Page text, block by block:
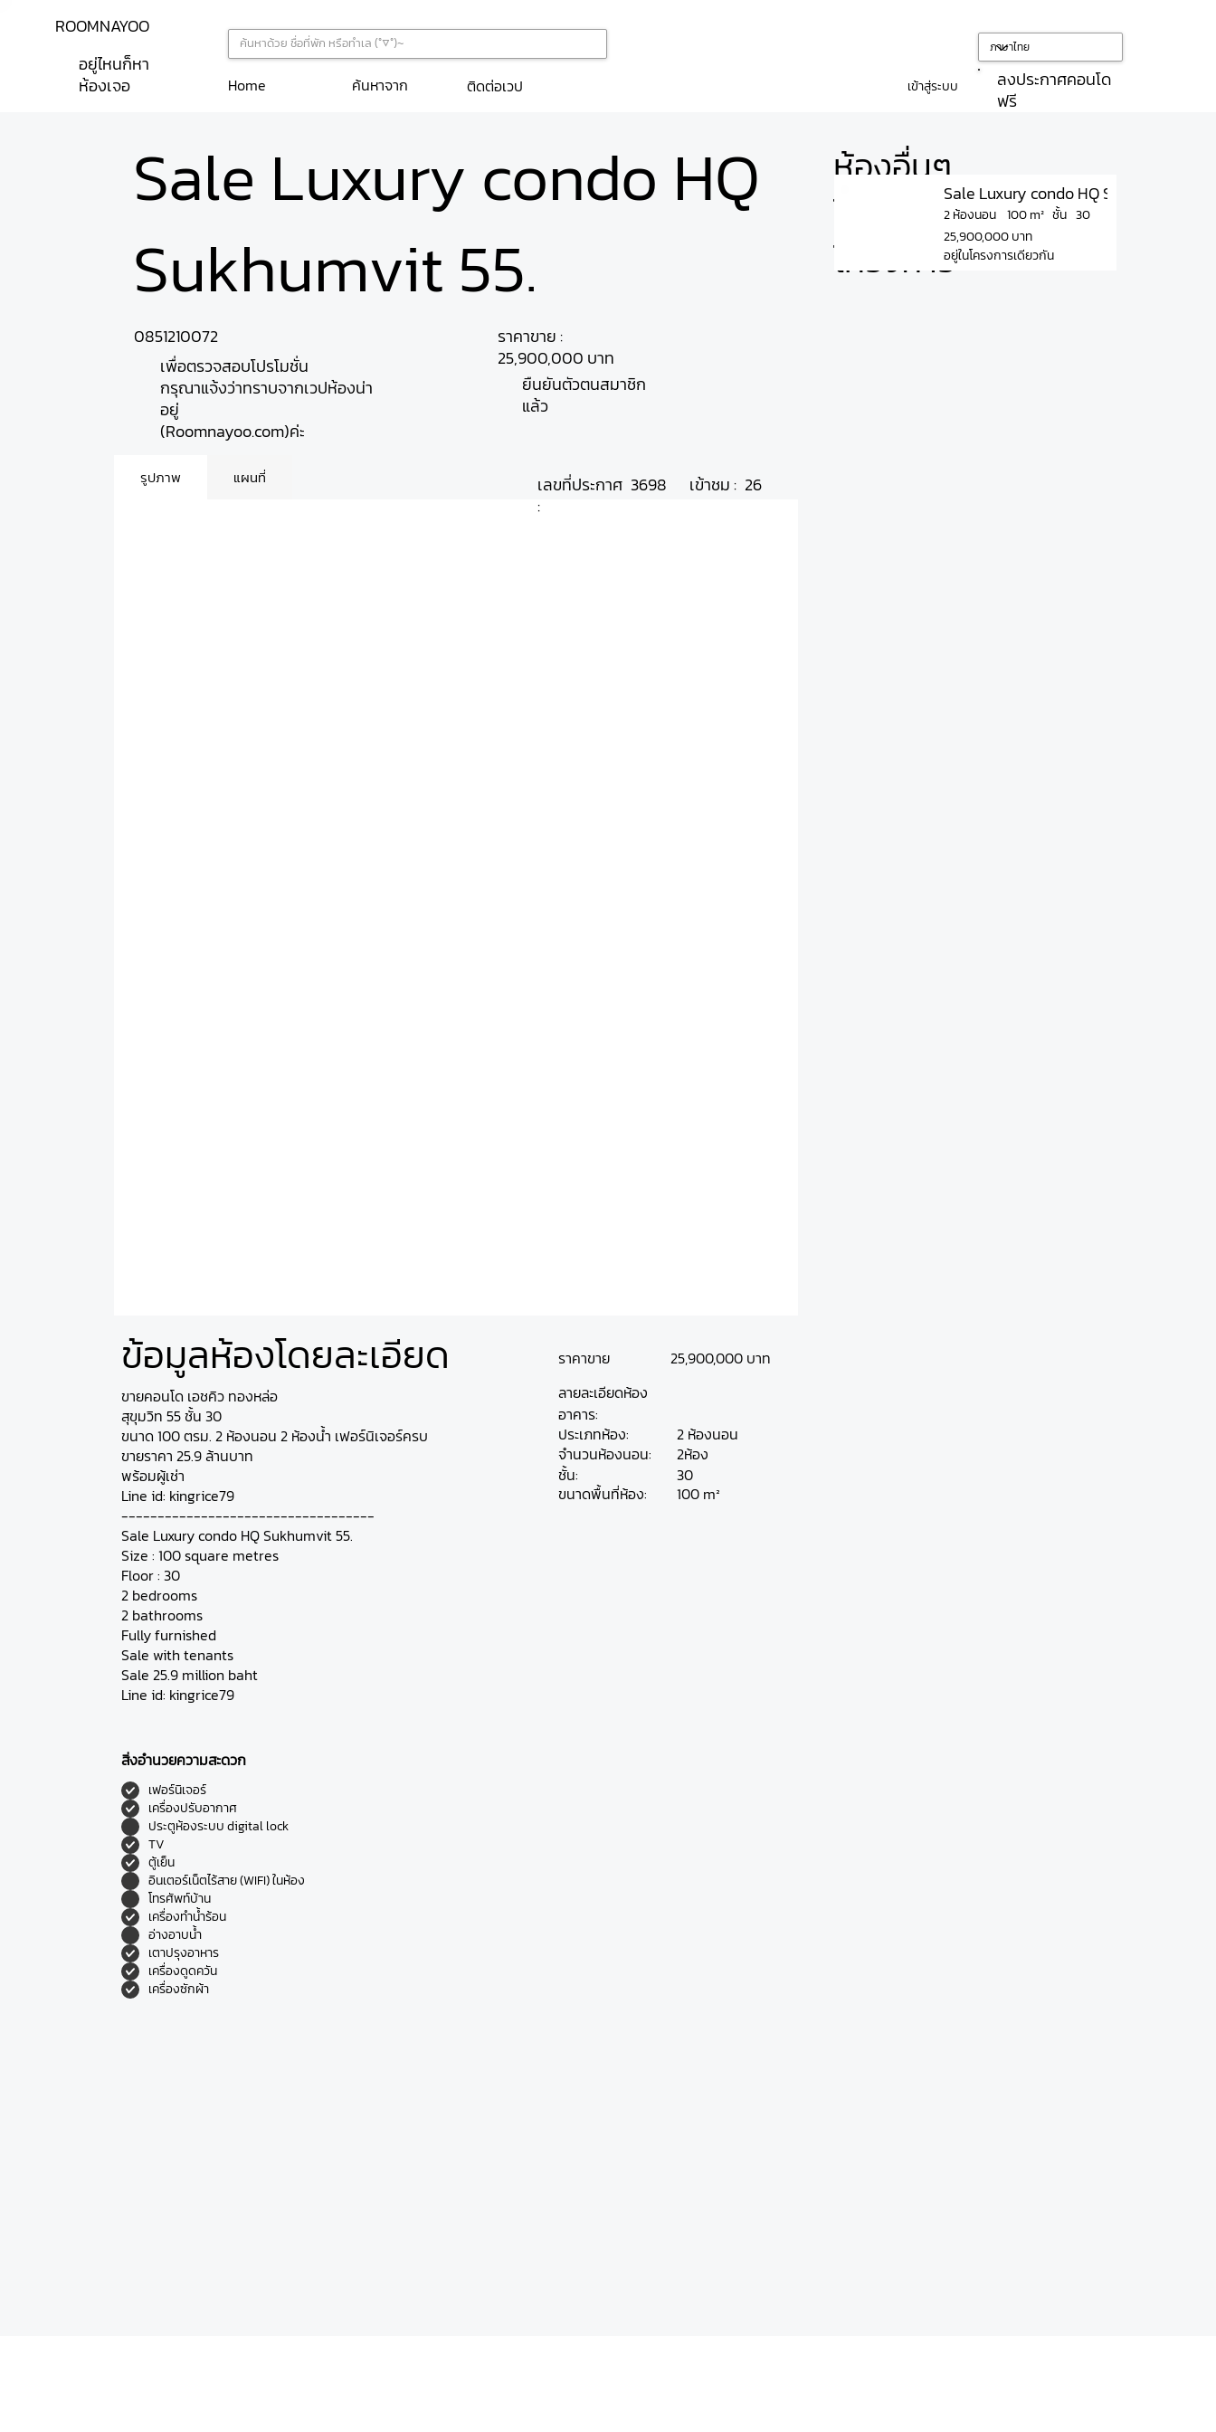
ติดต่อเวป
Home ค้นหาจาก เข้าสู่ระบบ
ลงประกาศคอนโด
ฟรี
ROOMNAYOO
อยู่ไหนก็หา
ห้องเจอ
Sale Luxury condo HQ
Sukhumvit 55.
0851210072
เพื่อตรวจสอบโปรโมชั่น
กรุณาแจ้งว่าทราบจากเวปห้องน่า
อยู่
(Roomnayoo.com)ค่ะ
ราคาขาย :
25,900,000 บาท
ยืนยันตัวตนสมาชิก
แล้ว
รูปภาพ แผนที่
เลขที่ประกาศ
:
3698 เข้าชม : 26
ข้อมูลห้องโดยละเอียด
ขายคอนโด เอชคิว ทองหล่อ
สุขุมวิท 55 ชั้น 30
ขนาด 100 ตรม. 2 ห้องนอน 2 ห้องน้ำ เฟอร์นิเจอร์ครบ
ขายราคา 25.9 ล้านบาท
พร้อมผู้เช่า
Line id: kingrice79
-----------------------------------
Sale Luxury condo HQ Sukhumvit 55.
Size : 100 square metres
Floor : 30
2 bedrooms
2 bathrooms
Fully furnished
Sale with tenants
Sale 25.9 million baht
Line id: kingrice79
ลายละเอียดห้อง
อาคาร:
ประเภทห้อง:
จำนวนห้องนอน:
ชั้น:
ขนาดพื้นที่ห้อง:
2 ห้องนอน
2
30
100 m²
ห้อง
25,900,000 บาท
ราคาขาย
สิ่งอำนวยความสะดวก
เฟอร์นิเจอร์
เครื่องปรับอากาศ
ประตูห้องระบบ digital lock
TV
ตู้เย็น
อินเตอร์เน็ตไร้สาย (WIFI) ในห้อง
โทรศัพท์บ้าน
เครื่องทำน้ำร้อน
อ่างอาบน้ำ
เตาปรุงอาหาร
เครื่องดูดควัน
เครื่องซักผ้า
ห้องอื่นๆ
ใน
โครงการ
Sale Luxury condo HQ Sukhumvit 55-
2 ห้องนอน
25,900,000 บาท
ชั้น
100 m² 30
อยู่ในโครงการเดียวกัน